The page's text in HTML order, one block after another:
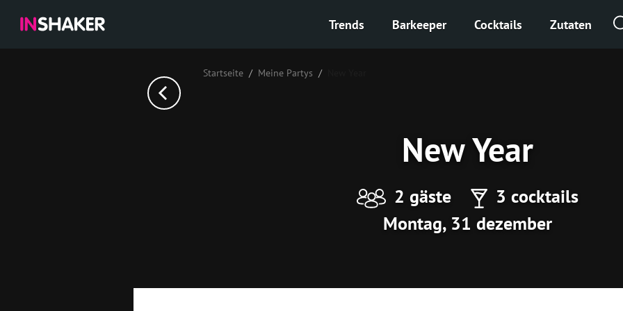
Trends Barkeeper Cocktails Zutaten
Startseite Meine Partys
New Year
2 gäste
3 cocktails
Montag, 31 dezember